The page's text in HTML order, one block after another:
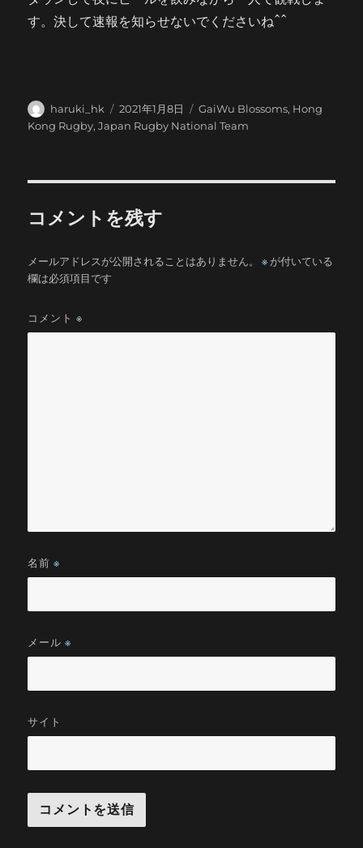
す。決して速報を知らせないでくださいねˆˆ
投
稿
haruki_hk
投
稿
2021年1月8日
カ
テ
GaiWu Blossoms, Hong
Kong Rugby,Japan Rugby National Team
コメントを残す
メールアドレスが公開されることはありません。 ※ が付いている
欄は必須項目です
コメント※
名前※
メール※
サイト